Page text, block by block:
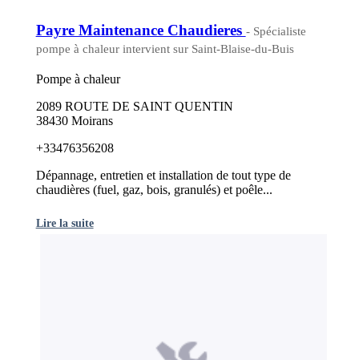
Payre Maintenance Chaudieres - Spécialiste
pompe à chaleur intervient sur Saint-Blaise-du-Buis
Pompe à chaleur
2089 ROUTE DE SAINT QUENTIN
38430 Moirans
+33476356208
Dépannage, entretien et installation de tout type de
chaudières (fuel, gaz, bois, granulés) et poêle...
Lire la suite